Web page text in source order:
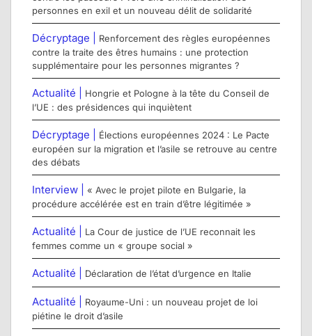
personnes en exil et un nouveau délit de solidarité
Décryptage |
Renforcement des règles européennes
contre la traite des êtres humains : une protection
supplémentaire pour les personnes migrantes ?
Actualité |
Hongrie et Pologne à la tête du Conseil de
l’UE : des présidences qui inquiètent
Décryptage |
Élections européennes 2024 : Le Pacte
européen sur la migration et l’asile se retrouve au centre
des débats
Interview |
« Avec le projet pilote en Bulgarie, la
procédure accélérée est en train d’être légitimée »
Actualité |
La Cour de justice de l’UE reconnait les
femmes comme un « groupe social »
Actualité | Déclaration de l’état d’urgence en Italie
Actualité |
Royaume-Uni : un nouveau projet de loi
piétine le droit d’asile